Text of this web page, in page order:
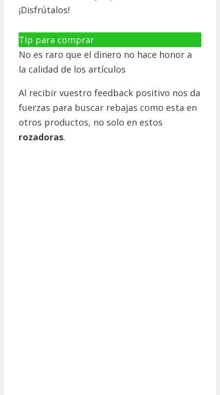
¡Disfrútalos!
Tip para comprar
No es raro que el dinero no hace honor a
la calidad de los artículos
Al recibir vuestro feedback positivo nos da
fuerzas para buscar rebajas como esta en
otros productos, no solo en estos
rozadoras.